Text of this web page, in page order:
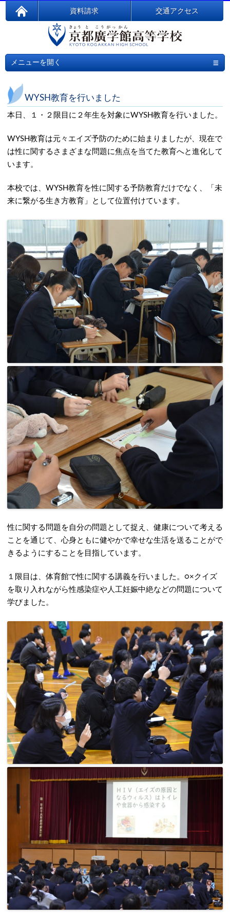
資料請求 交通アクセス
メニューを開く ≡
WYSH教育を行いました
本日、１・２限目に２年生を対象にWYSH教育を行いました。
WYSH教育は元々エイズ予防のために始まりましたが、現在で
は性に関するさまざまな問題に焦点を当てた教育へと進化して
います。
本校では、WYSH教育を性に関する予防教育だけでなく、「未
来に繋がる生き方教育」として位置付けています。
性に関する問題を自分の問題として捉え、健康について考える
ことを通じて、心身ともに健やかで幸せな生活を送ることがで
きるようにすることを目指しています。
１限目は、体育館で性に関する講義を行いました。○×クイズ
を取り入れながら性感染症や人工妊娠中絶などの問題について
学びました。